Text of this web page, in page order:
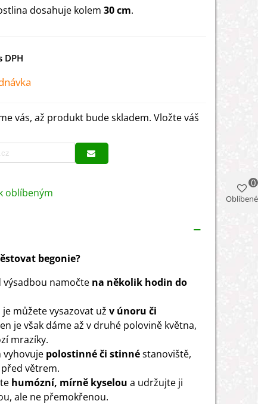
dosahuje kolem 30 cm.
vás, až produkt bude skladem. Vložte váš
oblíbeným
begonie?
výsadbou namočte na několik hodin do
můžete vysazovat už v únoru či
je však dáme až v druhé polovině května,
mrazíky.
vyhovuje polostinné či stinnéstanoviště,
větrem.
humózní, mírně kyselou a udržujte ji
ale ne přemokřenou.
Oblíbené
0